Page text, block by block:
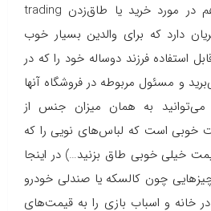
اینکه روش‌های روشنی هم در مورد خرید یا طاق‌زدن trading
دارد که برای والدین بسیار خوب
استفاده فرزند دوساله خود را که در
و مسئول مربوطه در فروشگاه آنها
به همان میزان جنس از
خوبی است که لباس‌های نویی را که
خیلی خوبی طاق بزنید…) در اینجا
چون کالسکه یا صندلی خودرو
در خانه و اسباب بازی را به قیمت‌های